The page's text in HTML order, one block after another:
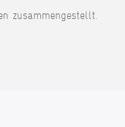
zusammengestellt.